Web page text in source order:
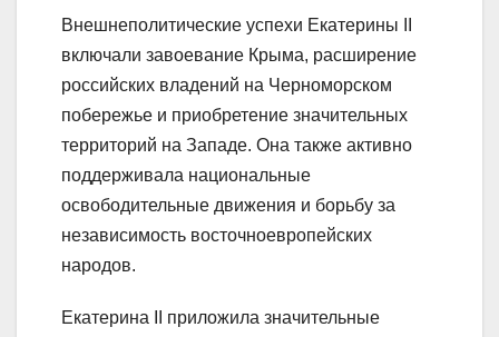
Внешнеполитические успехи Екатерины II
включали завоевание Крыма, расширение
российских владений на Черноморском
побережье и приобретение значительных
территорий на Западе. Она также активно
поддерживала национальные
освободительные движения и борьбу за
независимость восточноевропейских
народов.
Екатерина II приложила значительные